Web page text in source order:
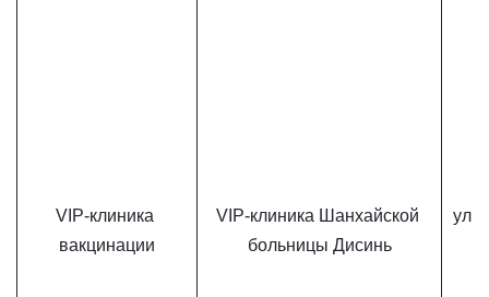
VIP-клиника
вакцинации
VIP-клиника Шанхайской
больницы Дисинь
ул.